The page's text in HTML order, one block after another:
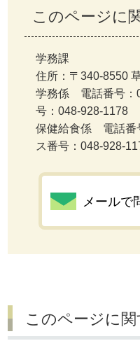
このページに
学務課
住所：〒340-8550
学務係 電話番号：
号：048-928-1178
保健給食係 電話番
ス番号：048-928-
メールで
このページに